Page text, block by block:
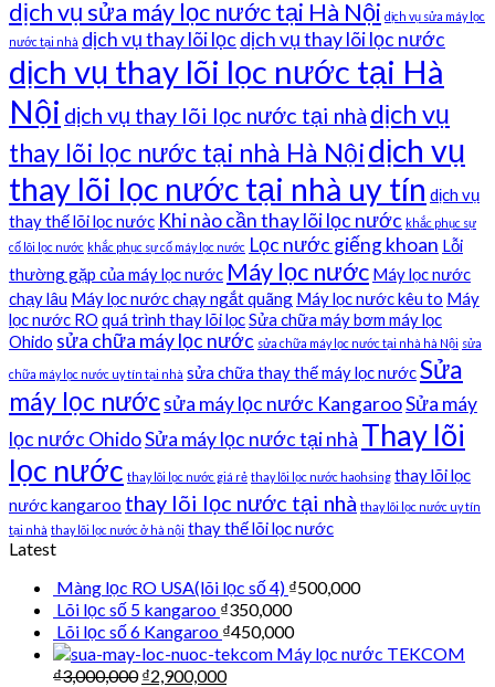
dịch vụ sửa máy lọc nước tại Hà Nội dịch vụ sửa máy lọc
nước tại nhà dịch vụ thay lõi lọc dịch vụ thay lõi lọc nước
dịch vụ thay lõi lọc nước tại Hà
Nội dịch vụ thay lõi lọc nước tại nhà dịch vụ
thay lõi lọc nước tại nhà Hà Nộidịch vụ
thay lõi lọc nước tại nhà uy tín dịch vụ
thay thế lõi lọc nước Khi nào cần thay lõi lọc nước khắc phục sự
cố lõi lọc nước khắc phục sự cố máy lọc nước Lọc nước giếng khoan Lỗi
thường gặp của máy lọc nước Máy lọc nước Máy lọc nước
chạy lâu Máy lọc nước chạy ngắt quãng Máy lọc nước kêu to Máy
lọc nước RO quá trình thay lõi lọcSửa chữa máy bơm máy lọc
Ohido sửa chữa máy lọc nước sửa chữa máy lọc nước tại nhà hà Nội sửa
chữa máy lọc nước uy tín tại nhà sửa chữa thay thế máy lọc nướcSửa
máy lọc nướcsửa máy lọc nước KangarooSửa máy
lọc nước OhidoSửa máy lọc nước tại nhà Thay lõi
lọc nước thay lõi lọc nước giá rẻ thay lõi lọc nước haohsing thay lõi lọc
nước kangaroo thay lõi lọc nước tại nhà thay lõi lọc nước uy tín
tại nhà thay lõi lọc nước ở hà nội thay thế lõi lọc nước
Latest
Màng lọc RO USA(lõi lọc số 4) ₫500,000
Lõi lọc số 5 kangaroo ₫350,000
Lõi lọc số 6 Kangaroo ₫450,000
Máy lọc nước TEKCOM
₫3,000,000 ₫2,900,000